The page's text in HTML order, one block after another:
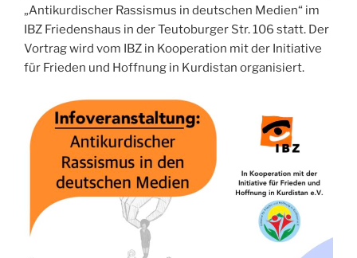
„Antikurdischer Rassismus in deutschen Medien“ im
IBZ Friedenshaus in der Teutoburger Str. 106 statt. Der
Vortrag wird vom IBZ in Kooperation mit der Initiative
für Frieden und Hoffnung in Kurdistan organisiert.